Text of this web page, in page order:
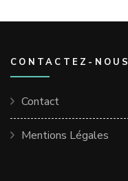
CONTACTEZ-NOUS
Contact
Mentions Légales